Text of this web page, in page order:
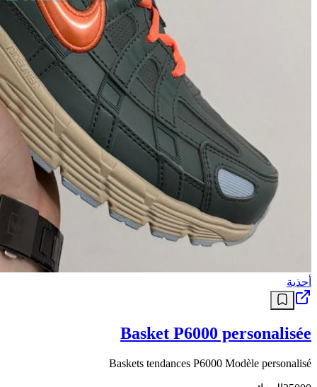
أحذية
Basket P6000 personalisée
Baskets tendances P6000 Modèle personalisé